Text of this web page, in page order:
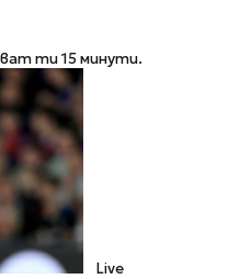
ти 15 минути.
Live